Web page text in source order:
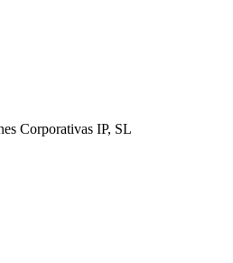
Corporativas IP, SL